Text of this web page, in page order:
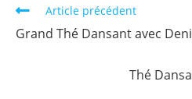
Article précédent
Grand Thé Dansant avec
Thé